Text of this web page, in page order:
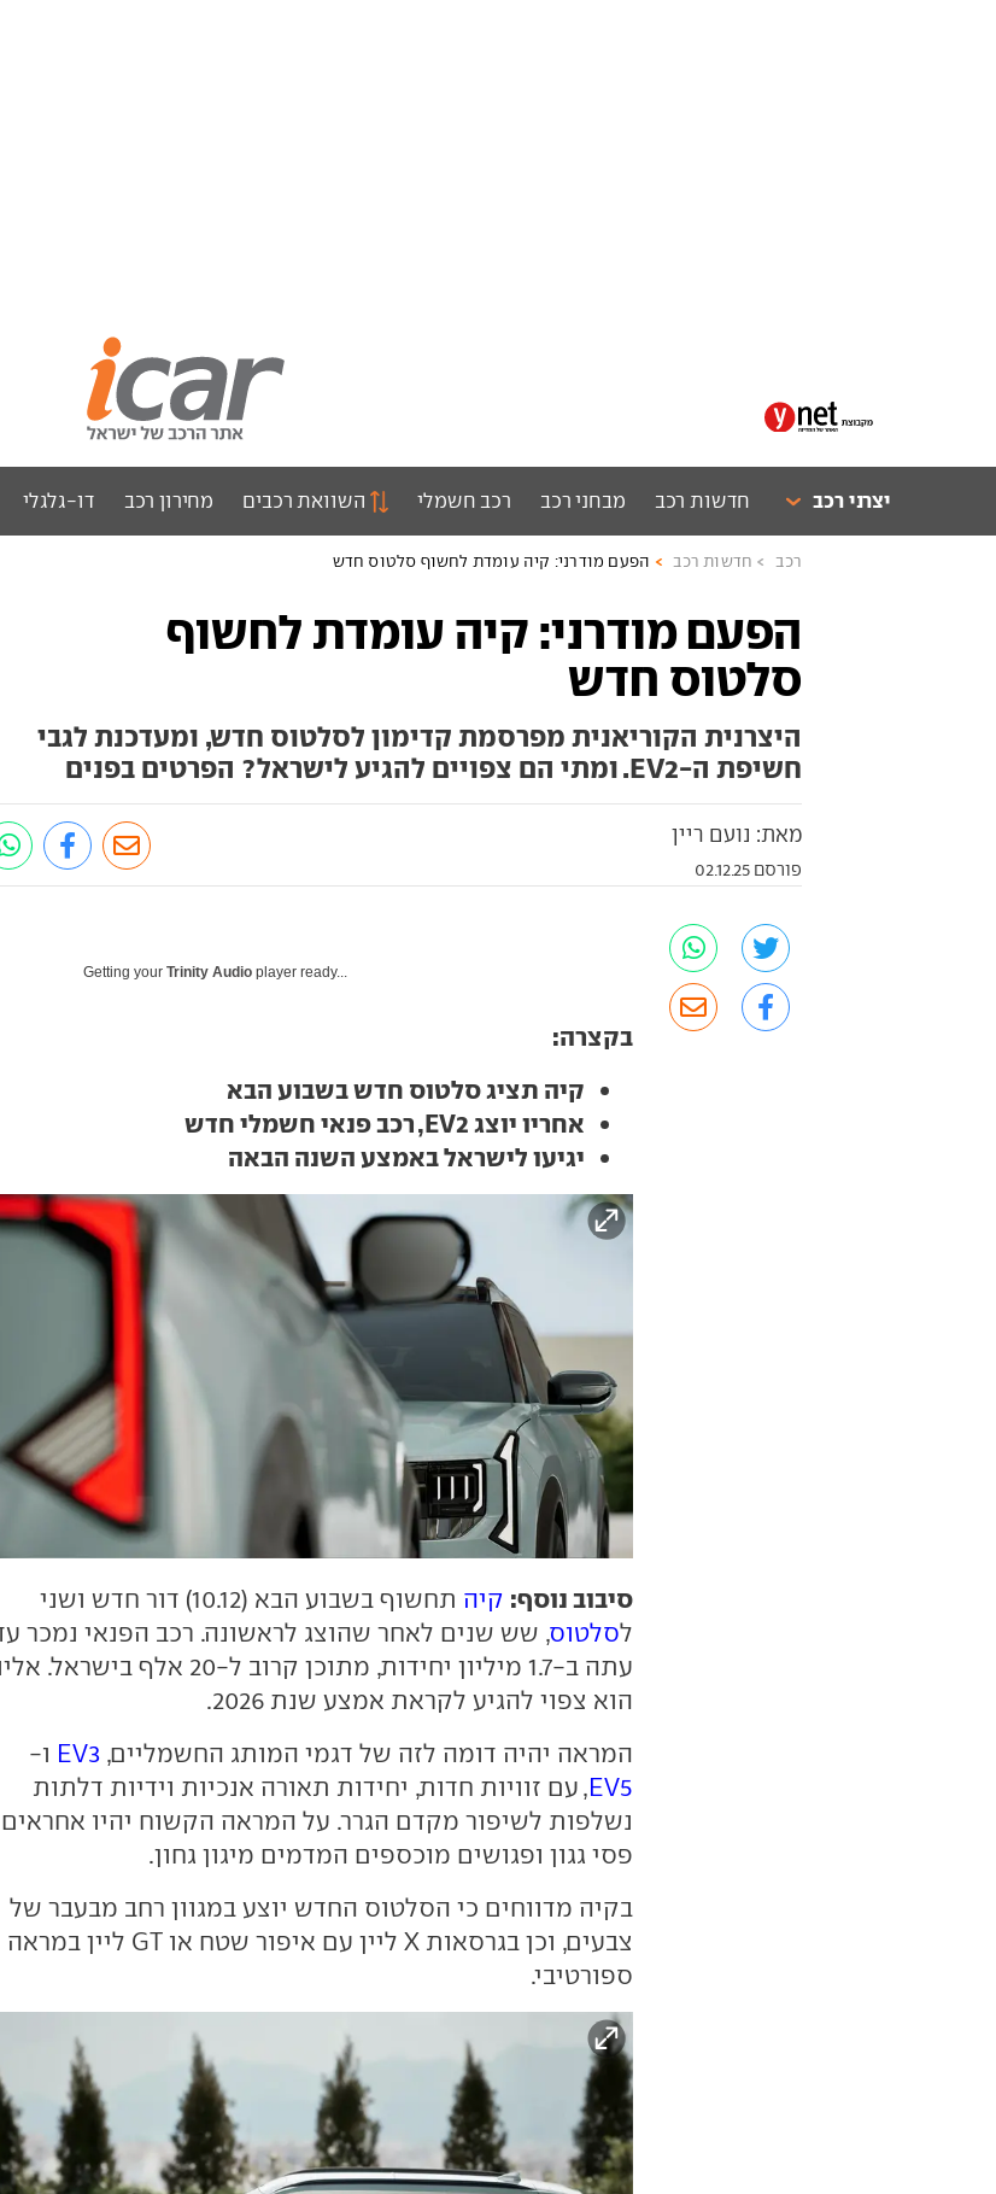
יצרני רכב חדשות רכב מבחני רכב רכב חשמלי השוואת רכבים מחירון רכב דו-גלגלי
רכב חדשות רכב הפעם מודרני: קיה עומדת לחשוף סלטוס חדש
הפעם מודרני: קיה עומדת לחשוף
סלטוס חדש
היצרנית הקוריאנית מפרסמת קדימון לסלטוס חדש, ומעדכנת לגבי
חשיפת ה-EV2. ומתי הם צפויים להגיע לישראל? הפרטים בפנים
מאת: נועם ריין
פורסם 02.12.25
Getting yourTrinity Audio player ready...
בקצרה:
קיה תציג סלטוס חדש בשבוע הבא
אחריו יוצג EV2, רכב פנאי חשמלי חדש
יגיעו לישראל באמצע השנה הבאה
סיבוב נוסף: קיה
תחשוף בשבוע הבא (10.12) דור חדש ושני
לסלטוס, שש שנים לאחר שהוצג לראשונה. רכב הפנאי נמכר
עתה ב-1.7 מיליון יחידות, מתוכן קרוב ל-20 אלף בישראל.
הוא צפוי להגיע לקראת אמצע שנת 2026.
המראה יהיה דומה לזה של דגמי המותג החשמליים, EV3 ו-
EV5, עם זוויות חדות, יחידות תאורה אנכיות וידיות דלתות
נשלפות לשיפור מקדם הגרר. על המראה הקשוח יהיו אחראים
פסי גגון ופגושים מוכספים המדמים מיגון גחון.
בקיה מדווחים כי הסלטוס החדש יוצע במגוון רחב מבעבר של
צבעים, וכן בגרסאות X ליין עם איפור שטח או GT ליין במראה
ספורטיבי.